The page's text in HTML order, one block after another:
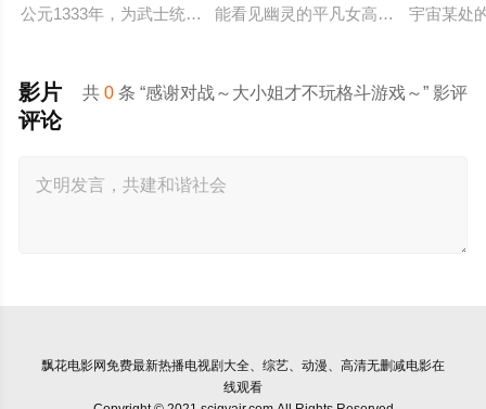
公元1333年，为武士统治日本奠定基石的镰仓幕府，因其所信
能看见幽灵的平凡女高中生·志津香
宇宙某处
共0 条 “感谢对战～大小姐才不玩格斗游戏～” 影评
影片
评论
飘花电影网免费最新热播电视剧大全、综艺、动漫、高清无删减电影在
线观看